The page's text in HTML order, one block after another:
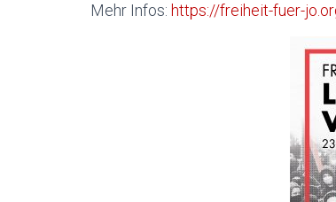
Mehr Infos: https://freiheit-fuer-